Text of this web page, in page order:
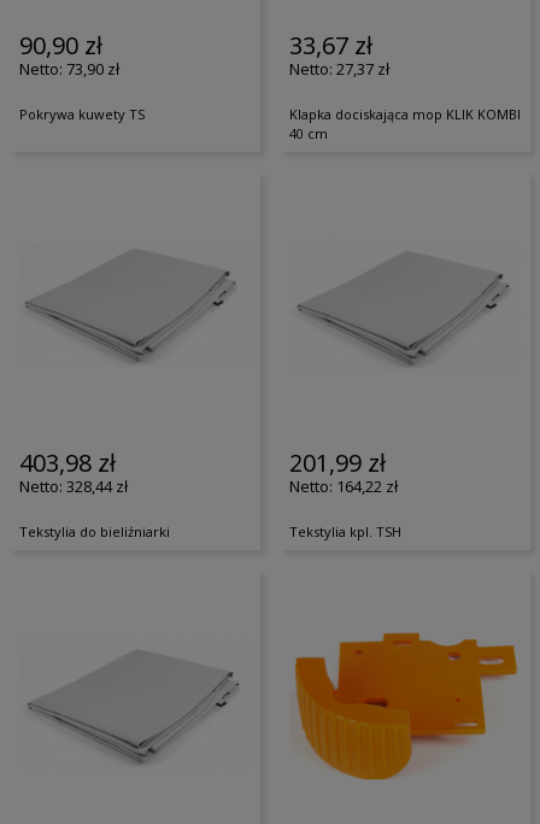
90,90 zł
73,90 zł
Pokrywa kuwety TS
33,67 zł
27,37 zł
Klapka dociskająca mop KLIK KOMBI
40 cm
403,98 zł
328,44 zł
Tekstylia do bieliźniarki
201,99 zł
164,22 zł
Tekstylia kpl. TSH